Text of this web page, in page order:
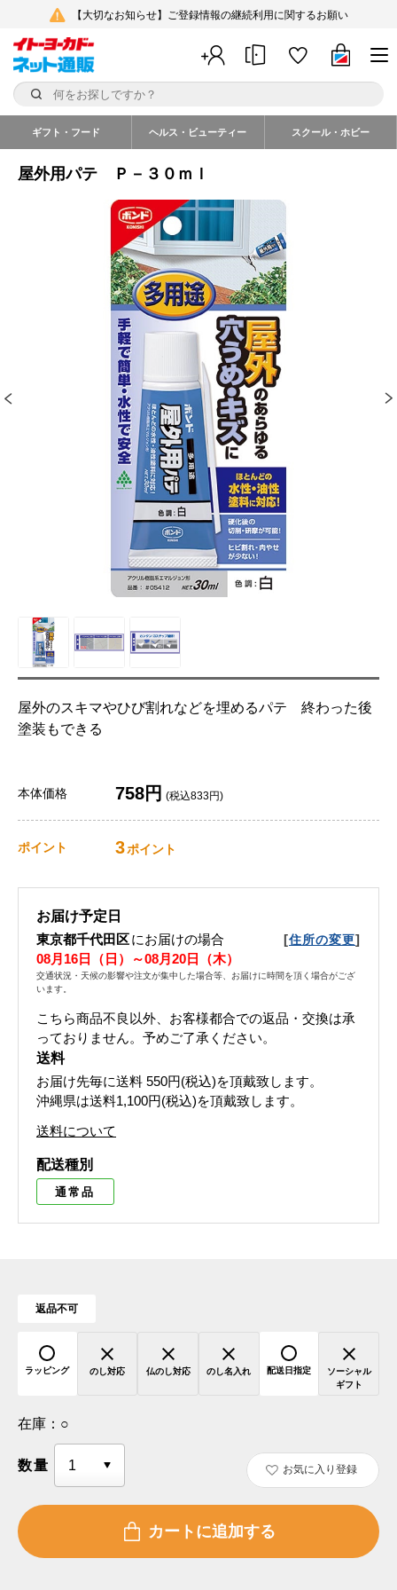
【大切なお知らせ】ご登録情報の継続利用に関するお願い
ギフト・フード ヘルス・ビューティー スクール・ホビー
屋外用パテ Ｐ－３０ｍｌ
屋外のスキマやひび割れなどを埋めるパテ 終わった後
塗装もできる
本体価格 758円 (税込833円)
ポイント 3ポイント
お届け予定日
東京都千代田区にお届けの場合 [住所の変更]
08月16日（日）～08月20日（木）
交通状況・天候の影響や注文が集中した場合等、お届けに時間を頂く場合がござ
います。
こちら商品不良以外、お客様都合での返品・交換は承
っておりません。予めご了承ください。
送料
お届け先毎に送料 550円(税込)を頂戴致します。
沖縄県は送料1,100円(税込)を頂戴致します。
送料について
配送種別
通常品
返品不可
ラッピング のし対応 仏のし対応 のし名入れ 配送日指定
ソーシャル
ギフト
在庫： ○
数量 お気に入り登録